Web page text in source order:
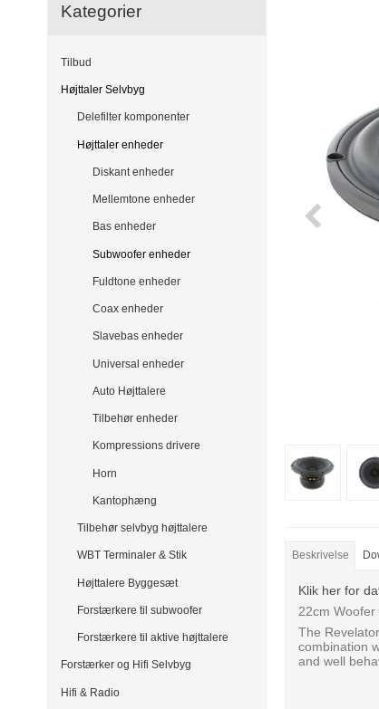
Kategorier
Tilbud
Højttaler Selvbyg
Delefilter komponenter
Højttaler enheder
Diskant enheder
Mellemtone enheder
Bas enheder
Subwoofer enheder
Fuldtone enheder
Coax enheder
Slavebas enheder
Universal enheder
Auto Højttalere
Tilbehør enheder
Kompressions drivere
Horn
Kantophæng
Tilbehør selvbyg højttalere
WBT Terminaler & Stik
Højttalere Byggesæt
Forstærkere til subwoofer
Forstærkere til aktive højttalere
Forstærker og Hifi Selvbyg
Hifi & Radio
Beskrivelse
Klik her for
22cm
The
combination
and well